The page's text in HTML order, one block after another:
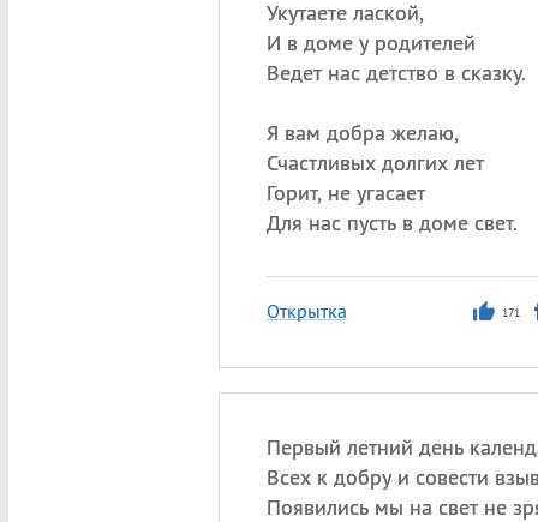
Укутаете лаской,
И в доме у родителей
Ведет нас детство в сказку.
Я вам добра желаю,
Счастливых долгих лет
Горит, не угасает
Для нас пусть в доме свет.
Открытка 171
Первый летний день
Всех к добру и совести
Появились мы на свет не